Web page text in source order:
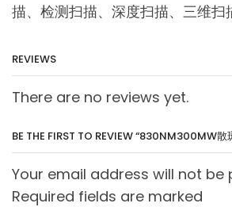
描、检测扫描、深度扫描、三维扫
REVIEWS
There are no reviews yet.
BE THE FIRST TO REVIEW “830NM300MW散
Your email address will not be
Required fields are marked